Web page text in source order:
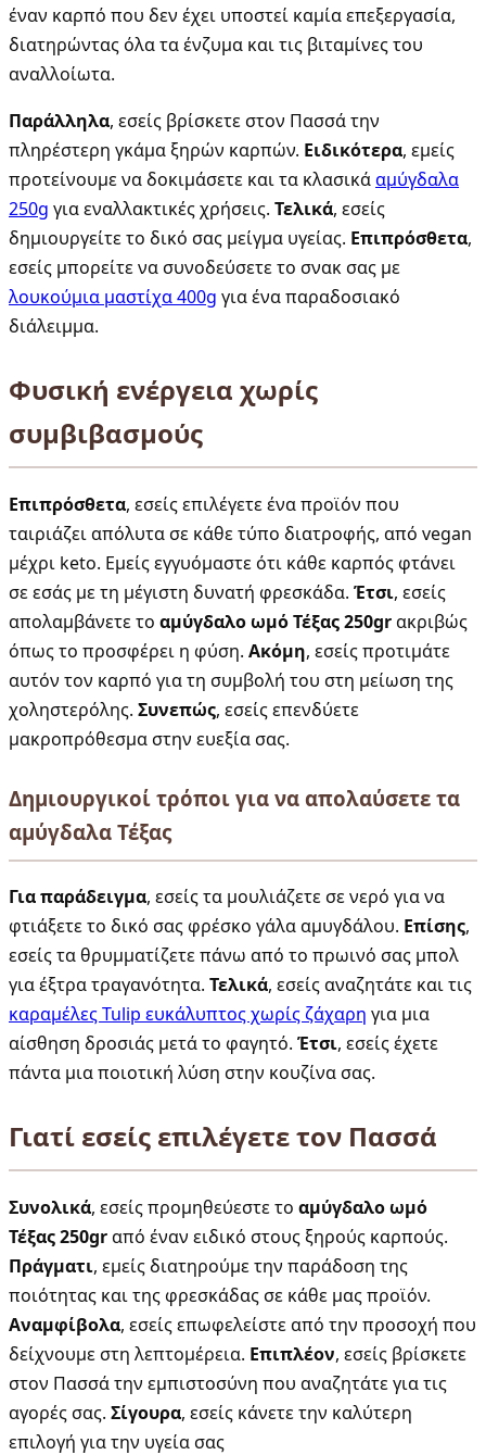
έναν καρπό που δεν έχει υποστεί καμία επεξεργασία,
διατηρώντας όλα τα ένζυμα και τις βιταμίνες του
αναλλοίωτα.
Παράλληλα, εσείς βρίσκετε στον Πασσά την
πληρέστερη γκάμα ξηρών καρπών. Ειδικότερα, εμείς
προτείνουμε να δοκιμάσετε και τα κλασικάαμύγδαλα
250g για εναλλακτικές χρήσεις. Τελικά, εσείς
δημιουργείτε το δικό σας μείγμα υγείας. Επιπρόσθετα,
εσείς μπορείτε να συνοδεύσετε το σνακ σας με
λουκούμια μαστίχα 400g για ένα παραδοσιακό
διάλειμμα.
Φυσική ενέργεια χωρίς
συμβιβασμούς
Επιπρόσθετα, εσείς επιλέγετε ένα προϊόν που
ταιριάζει απόλυτα σε κάθε τύπο διατροφής, από vegan
μέχρι keto. Εμείς εγγυόμαστε ότι κάθε καρπός φτάνει
σε εσάς με τη μέγιστη δυνατή φρεσκάδα. Έτσι, εσείς
απολαμβάνετε το αμύγδαλο ωμό Τέξας 250grακριβώς
όπως το προσφέρει η φύση. Ακόμη, εσείς προτιμάτε
αυτόν τον καρπό για τη συμβολή του στη μείωση της
χοληστερόλης. Συνεπώς, εσείς επενδύετε
μακροπρόθεσμα στην ευεξία σας.
Δημιουργικοί τρόποι για να απολαύσετε τα
αμύγδαλα Τέξας
Για παράδειγμα, εσείς τα μουλιάζετε σε νερό για να
φτιάξετε το δικό σας φρέσκο γάλα αμυγδάλου. Επίσης,
εσείς τα θρυμματίζετε πάνω από το πρωινό σας μπολ
για έξτρα τραγανότητα. Τελικά, εσείς αναζητάτε και τις
καραμέλες Tulip ευκάλυπτος χωρίς ζάχαρη για μια
αίσθηση δροσιάς μετά το φαγητό. Έτσι, εσείς έχετε
πάντα μια ποιοτική λύση στην κουζίνα σας.
Γιατί εσείς επιλέγετε τον Πασσά
Συνολικά, εσείς προμηθεύεστε το αμύγδαλο ωμό
Τέξας 250grαπό έναν ειδικό στους ξηρούς καρπούς.
Πράγματι, εμείς διατηρούμε την παράδοση της
ποιότητας και της φρεσκάδας σε κάθε μας προϊόν.
Αναμφίβολα, εσείς επωφελείστε από την προσοχή που
δείχνουμε στη λεπτομέρεια. Επιπλέον, εσείς βρίσκετε
στον Πασσά την εμπιστοσύνη που αναζητάτε για τις
αγορές σας. Σίγουρα, εσείς κάνετε την καλύτερη
επιλογή για την υγεία σας